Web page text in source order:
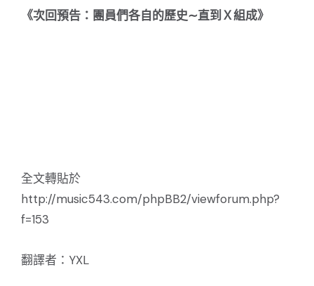
《次回預告：團員們各自的歷史∼直到Ｘ組成》
全文轉貼於
http://music543.com/phpBB2/viewforum.php?
f=153
翻譯者：YXL